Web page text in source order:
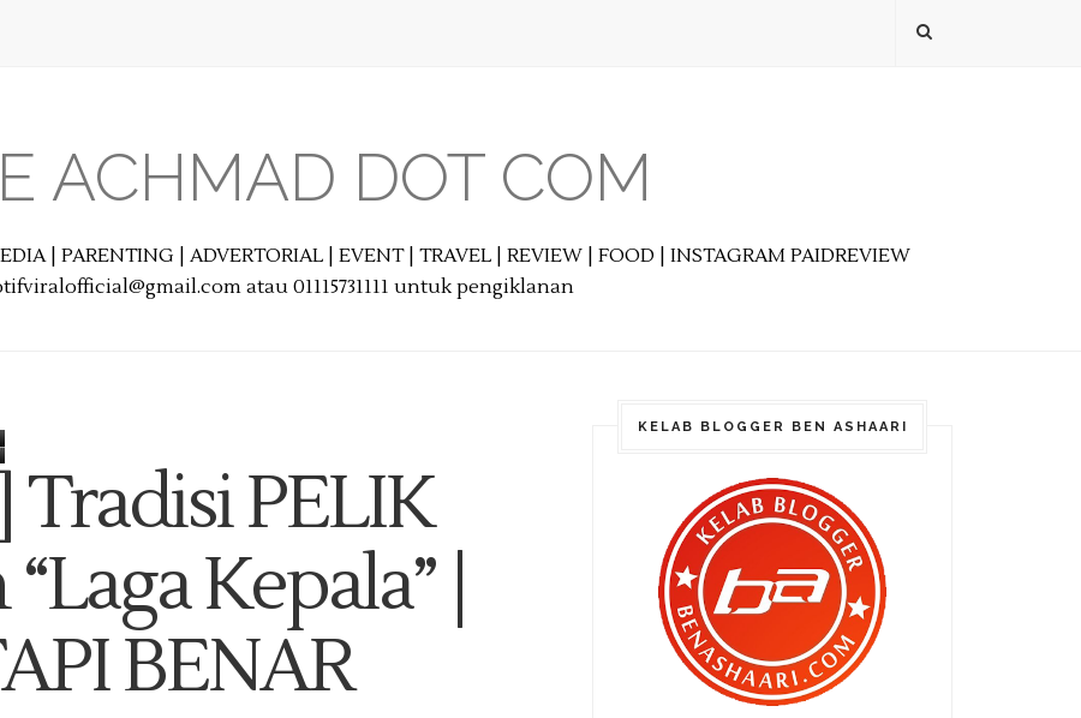
ACHMAD DOT COM
| PARENTING | ADVERTORIAL | EVENT | TRAVEL | REVIEW | FOOD | INSTAGRAM PAIDREVIEW
atau 01115731111 untuk pengiklanan
PELIK
Kepala” |
BENAR
KELAB BLOGGER BEN ASHAARI